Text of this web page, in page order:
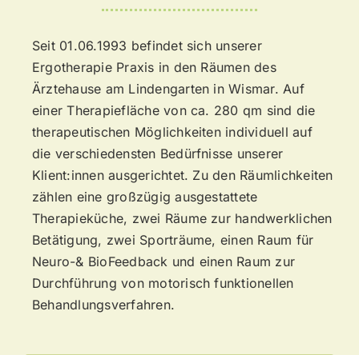
Seit 01.06.1993 befindet sich unserer
Ergotherapie Praxis in den Räumen des
Ärztehause am Lindengarten in Wismar. Auf
einer Therapiefläche von ca. 280 qm sind die
therapeutischen Möglichkeiten individuell auf
die verschiedensten Bedürfnisse unserer
Klient:innen ausgerichtet. Zu den Räumlichkeiten
zählen eine großzügig ausgestattete
Therapieküche, zwei Räume zur handwerklichen
Betätigung, zwei Sporträume, einen Raum für
Neuro-& BioFeedback und einen Raum zur
Durchführung von motorisch funktionellen
Behandlungsverfahren.